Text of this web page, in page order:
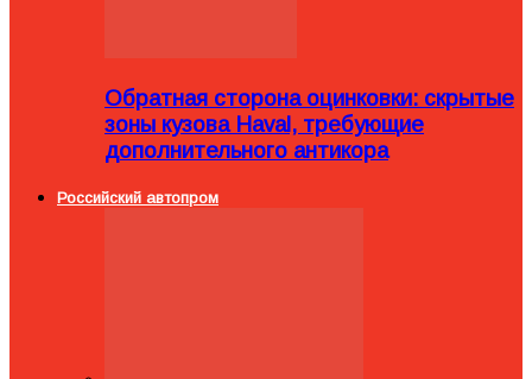
Обратная сторона оцинковки: скрытые
зоны кузова Haval, требующие
дополнительного антикора
Российский автопром